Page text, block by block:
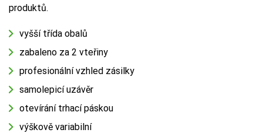
produktů.
vyšší třída obalů
zabaleno za 2 vteřiny
profesionální vzhled zásilky
samolepicí uzávěr
otevírání trhací páskou
výškově variabilní